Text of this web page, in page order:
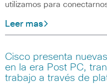
utilizamos para
Leer mas
Cisco presenta
en la era Post PC,
trabajo a través de